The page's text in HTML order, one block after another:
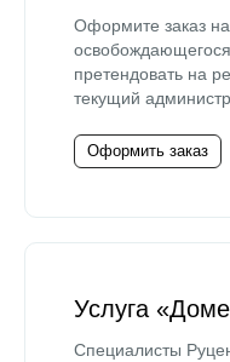
Оформите заказ
претендовать на
текущий
Оформить заказ
Услуга
Специалисты